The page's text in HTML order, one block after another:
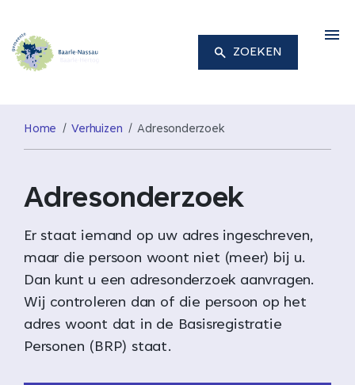
ZOEKEN
Home Verhuizen Adresonderzoek
Adresonderzoek
Er staat iemand op uw adres ingeschreven,
maar die persoon woont niet (meer) bij u.
Dan kunt u een adresonderzoek aanvragen.
Wij controleren dan of die persoon op het
adres woont dat in de Basisregistratie
Personen (BRP) staat.